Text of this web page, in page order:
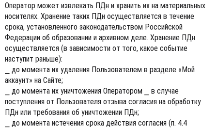
Оператор может извлекать ПДн и хранить их на материальных
носителях. Хранение таких ПДн осуществляется в течение
срока, установленного законодательством Российской
Федерации об образовании и архивном деле. Хранение ПДн
осуществляется (в зависимости от того, какое событие
наступит раньше):
⎯ до момента их удаления Пользователем в разделе «Мой
аккаунт» на Сайте;
⎯ до момента их уничтожения Оператором ⎯ в случае
поступления от Пользователя отзыва согласия на обработку
ПДн или требования об уничтожении ПДн;
⎯ до момента истечения срока действия согласия (п. 4.4